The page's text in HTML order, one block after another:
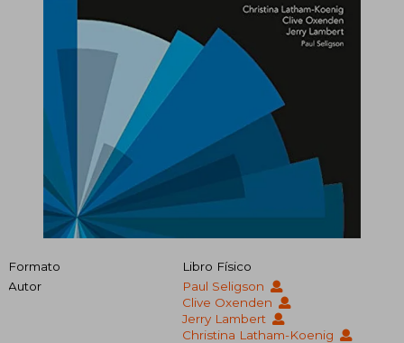
Formato
Libro Físico
Autor
Paul Seligson
Clive Oxenden
Jerry Lambert
Christina Latham-Koenig